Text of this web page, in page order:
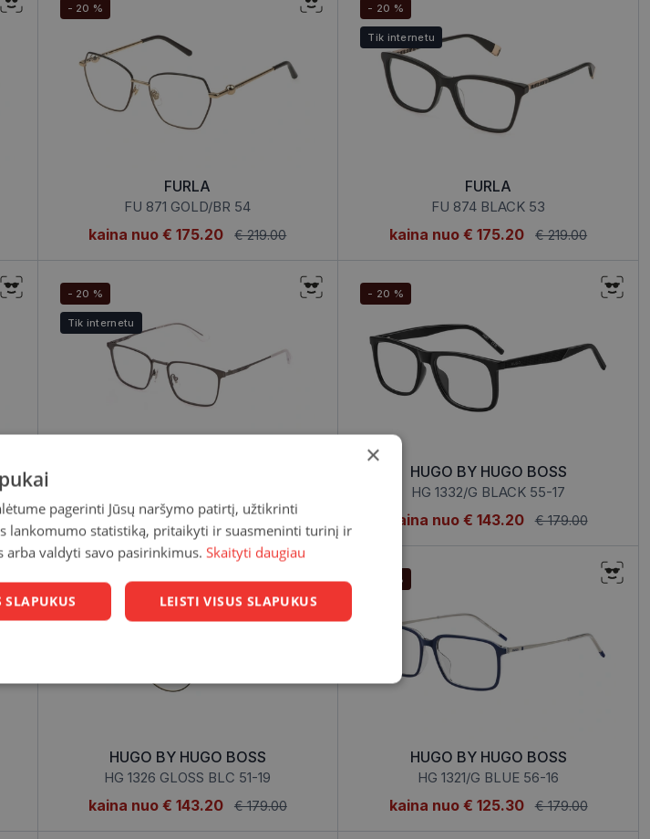
- 20 %
FURLA
FU 871 GOLD/BR 54
kaina nuo € 175.20 € 219.00
- 20 %
Tik internetu
FURLA
FU 874 BLACK 53
kaina nuo € 175.20 € 219.00
- 20 %
Tik internetu
kaina nuo € 151.20 € 189.00
- 20 %
HUGO BY HUGO BOSS
HG 1332/G BLACK 55-17
kaina nuo€ 143.20 € 179.00
- 20 %
HUGO BY HUGO BOSS
HG 1326 GLOSS BLC 51-19
kaina nuo€ 143.20 € 179.00
- 30 %
HUGO BY HUGO BOSS
HG 1321/G BLUE 56-16
kaina nuo€ 125.30 € 179.00
×
pagerinti Jūsų naršymo patirtį, užtikrinti
lankomumo statistiką, pritaikyti ir suasmeninti turinį ir
arba valdyti savo pasirinkimus. Skaityti daugiau
LEISTI VISUS SLAPUKUS
Rinkodaros
Funkciniai
Neklasifikuoti
slapukai Funkciniai slapukai Neklasifikuoti slapukai